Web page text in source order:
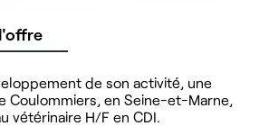
de son activité, une
Coulommiers, en Seine-et-Marne,
vétérinaire H/F en CDI.